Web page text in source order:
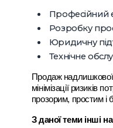
Професійний
Розробку
Юридичну
Технічне
Продаж надлишкової
мінімізації ризиків
прозорим, простим і
З даної теми інші